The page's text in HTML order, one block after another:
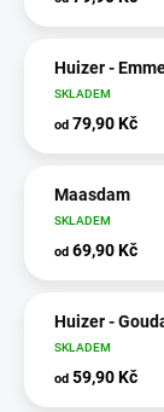
Huizer -
SKLADEM
od 79,90 Kč
Maasdam
SKLADEM
od 69,90 Kč
Huizer -
SKLADEM
od 59,90 Kč